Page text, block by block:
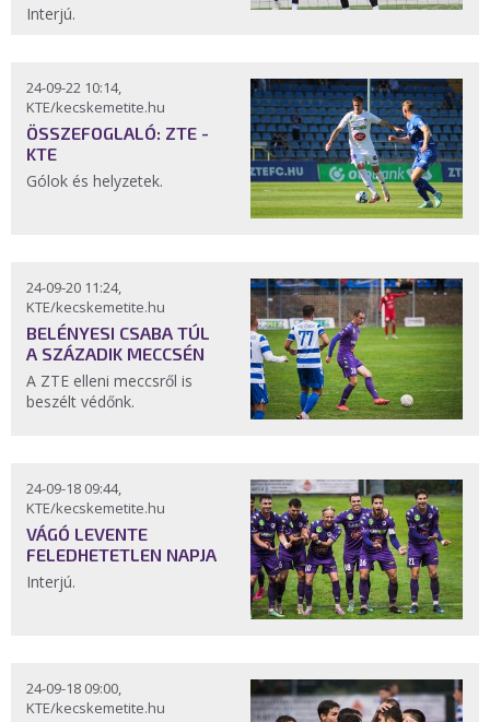
Interjú.
24-09-22 10:14,
KTE/kecskemetite.hu
ÖSSZEFOGLALÓ: ZTE -
KTE
Gólok és helyzetek.
24-09-20 11:24,
KTE/kecskemetite.hu
BELÉNYESI CSABA TÚL
A SZÁZADIK MECCSÉN
A ZTE elleni meccsről is
beszélt védőnk.
24-09-18 09:44,
KTE/kecskemetite.hu
VÁGÓ LEVENTE
FELEDHETETLEN NAPJA
Interjú.
24-09-18 09:00,
KTE/kecskemetite.hu